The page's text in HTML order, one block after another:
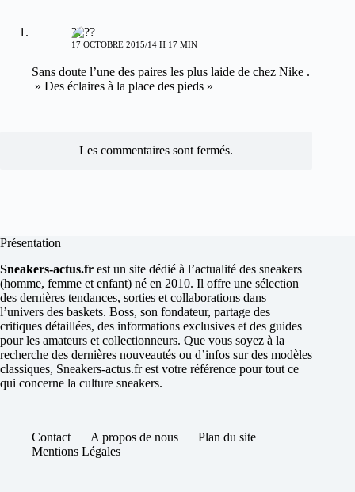
??
17 OCTOBRE 2015/14 H 17 MIN
Sans doute l’une des paires les plus laide de chez Nike .
» Des éclaires à la place des pieds »
Les commentaires sont fermés.
Présentation
Sneakers-actus.fr est un site dédié à l’actualité des sneakers
(homme, femme et enfant) né en 2010. Il offre une sélection
des dernières tendances, sorties et collaborations dans
l’univers des baskets. Boss, son fondateur, partage des
critiques détaillées, des informations exclusives et des guides
pour les amateurs et collectionneurs. Que vous soyez à la
recherche des dernières nouveautés ou d’infos sur des modèles
classiques, Sneakers-actus.fr est votre référence pour tout ce
qui concerne la culture sneakers.
Contact A propos de nous
Plan du site
Mentions Légales